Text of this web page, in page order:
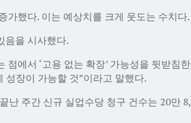
가했다. 이는 예상치를 크게 웃도는 수치다.
음을 시사했다.
에서 ‘고용 없는 확장’ 가능성을 뒷받침
장이 가능할 것”이라고 말했다.
난 주간 신규 실업수당 청구 건수는 20만